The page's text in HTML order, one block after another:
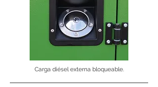
Carga diésel externa bloqueable.